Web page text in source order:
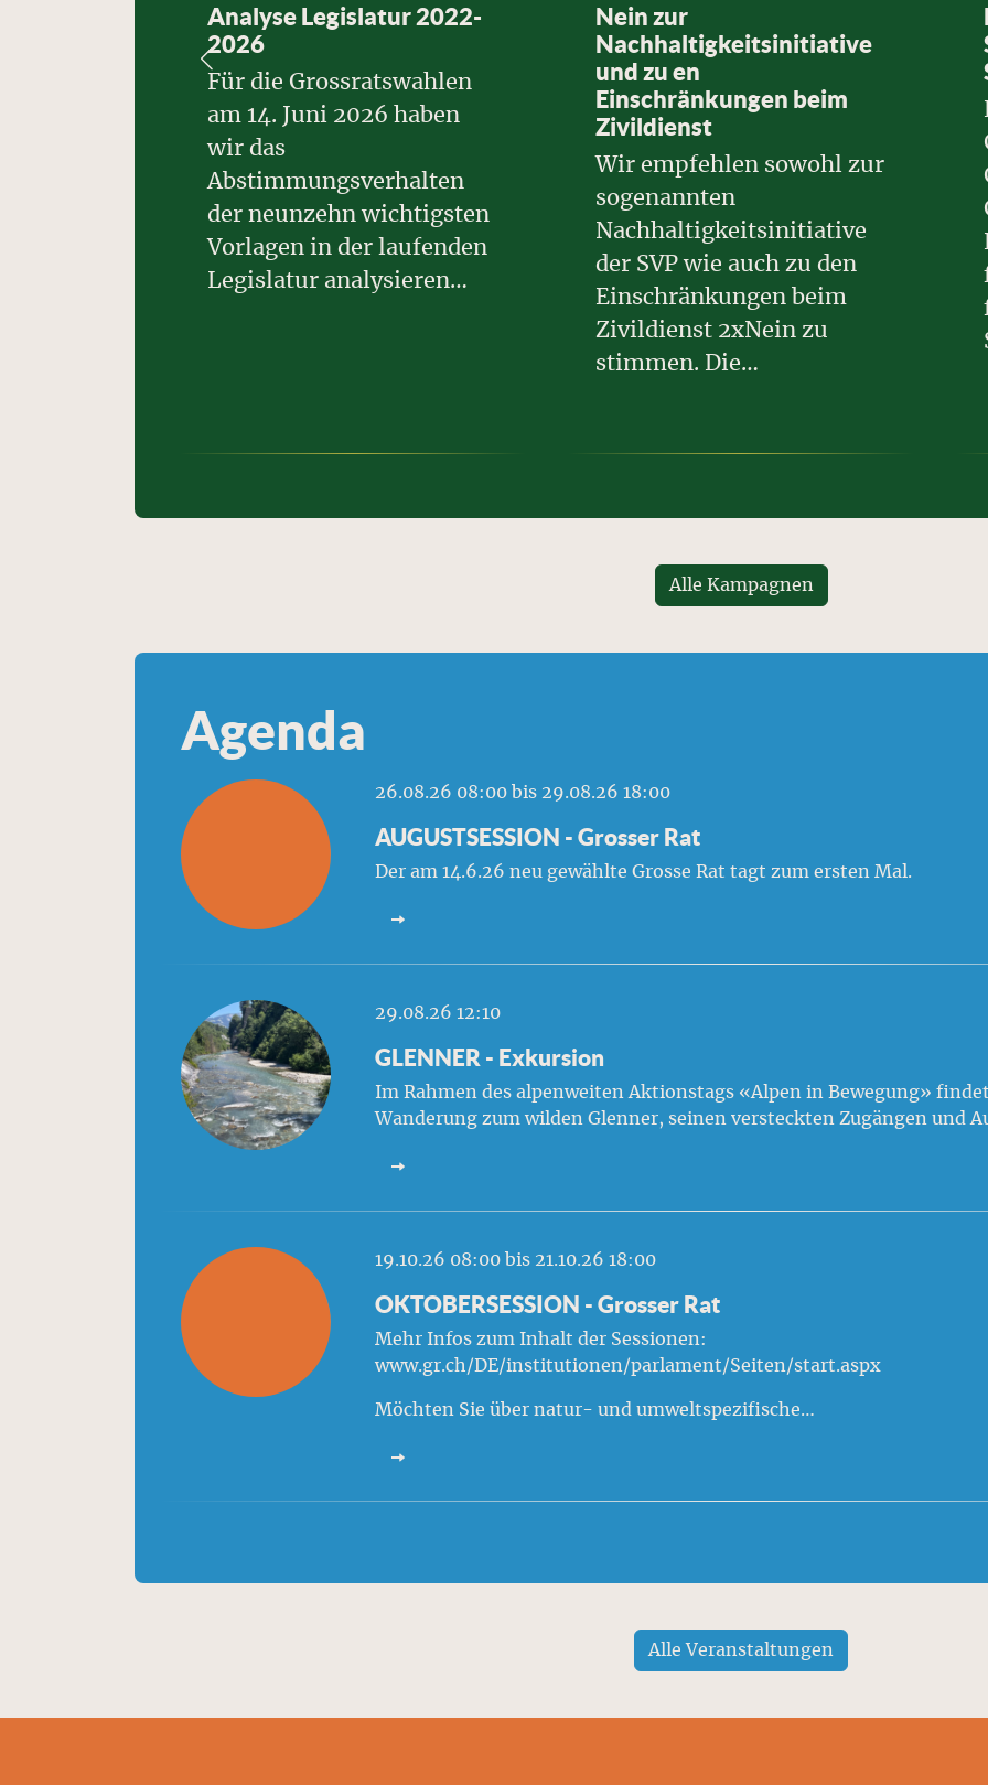
Analyse Legislatur 2022-
2026
Für die Grossratswahlen
am 14. Juni 2026 haben
wir das
Abstimmungsverhalten
der neunzehn wichtigsten
Vorlagen in der laufenden
Legislatur analysieren…
Nein zur
Nachhaltigkeitsinitiative
und zu en
Einschränkungen beim
Zivildienst
Wir empfehlen sowohl zur
sogenannten
Nachhaltigkeitsinitiative
der SVP wie auch zu den
Einschränkungen beim
Zivildienst 2xNein zu
stimmen. Die…
Alle Kampagnen
Agenda
26.08.26 08:00 bis 29.08.26 18:00
AUGUSTSESSION - Grosser Rat
Der am 14.6.26 neu gewählte Grosse Rat tagt zum ersten Mal.
29.08.26 12:10
GLENNER - Exkursion
Im Rahmen des alpenweiten Aktionstags «Alpen in Bewegung»
Wanderung zum wilden Glenner, seinen versteckten Zugängen und
19.10.26 08:00 bis 21.10.26 18:00
OKTOBERSESSION - Grosser Rat
Mehr Infos zum Inhalt der Sessionen:
www.gr.ch/DE/institutionen/parlament/Seiten/start.aspx
Möchten Sie über natur- und umweltspezifische…
Alle Veranstaltungen